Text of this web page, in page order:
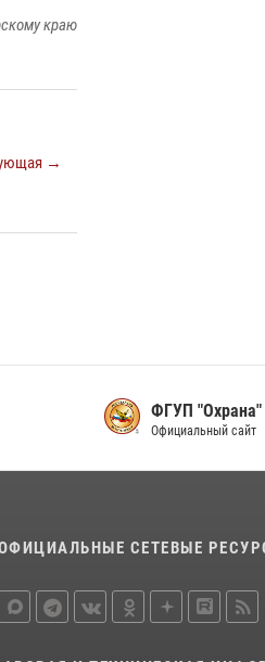
краю
→
ФГУП "Охрана"
Официальный сайт
СЕТЕВЫЕ